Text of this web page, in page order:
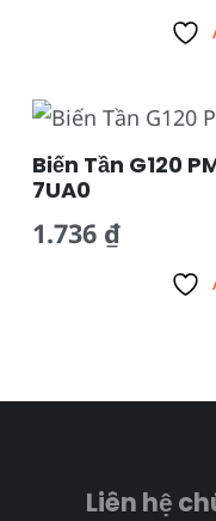
Biến Tần G120
7UA0
1.736 ₫
Liên hệ